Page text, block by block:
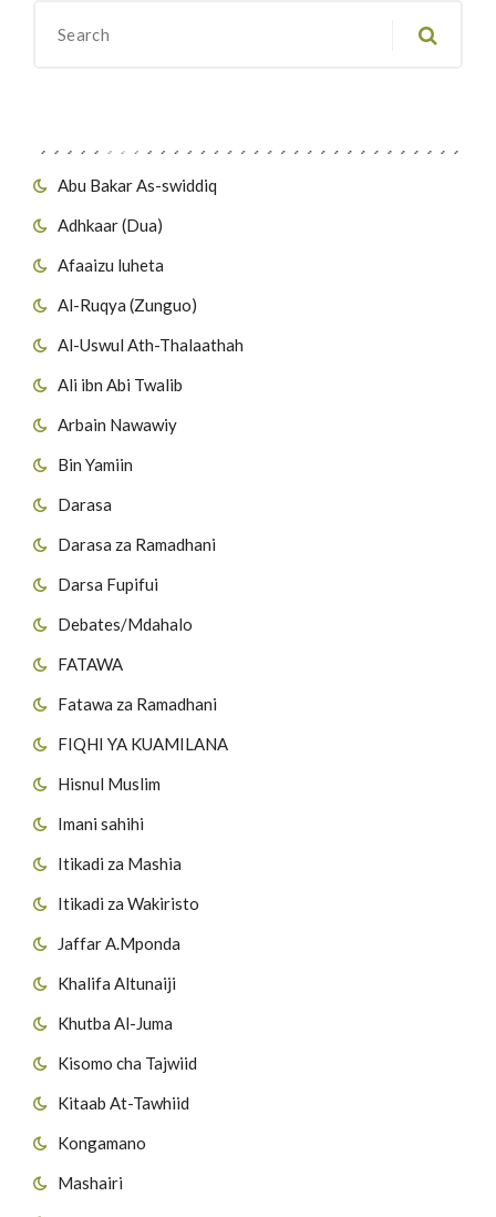
Abu Bakar As-swiddiq
Adhkaar (Dua)
Afaaizu luheta
Al-Ruqya (Zunguo)
Al-Uswul Ath-Thalaathah
Ali ibn Abi Twalib
Arbain Nawawiy
Bin Yamiin
Darasa
Darasa za Ramadhani
Darsa Fupifui
Debates/Mdahalo
FATAWA
Fatawa za Ramadhani
FIQHI YA KUAMILANA
Hisnul Muslim
Imani sahihi
Itikadi za Mashia
Itikadi za Wakiristo
Jaffar A.Mponda
Khalifa Altunaiji
Khutba Al-Juma
Kisomo cha Tajwiid
Kitaab At-Tawhiid
Kongamano
Mashairi